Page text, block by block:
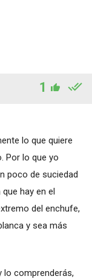
1
lo que quiere
Por lo que yo
poco de suciedad
hay en el
del enchufe,
y sea más
lo comprenderás,